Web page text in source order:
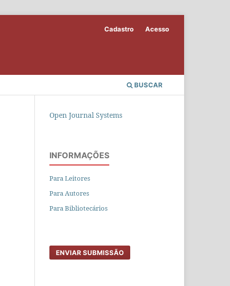
BUSCAR
Cadastro Acesso
Open Journal Systems
INFORMAÇÕES
Para Leitores
Para Autores
Para Bibliotecários
ENVIAR SUBMISSÃO